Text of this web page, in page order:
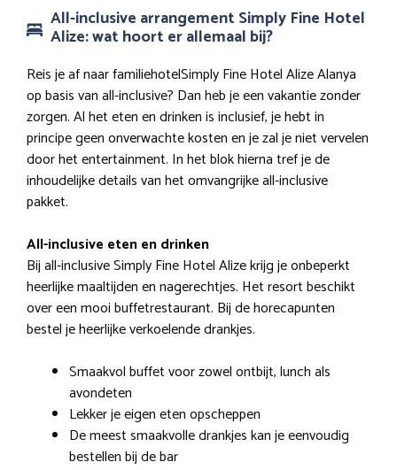
All-inclusive arrangement Simply Fine Hotel
Alize: wat hoort er allemaal bij?
Reis je af naar familiehotelSimply Fine Hotel Alize Alanya
op basis van all-inclusive? Dan heb je een vakantie zonder
zorgen. Al het eten en drinken is inclusief, je hebt in
principe geen onverwachte kosten en je zal je niet vervelen
door het entertainment. In het blok hierna tref je de
inhoudelijke details van het omvangrijke all-inclusive
pakket.
All-inclusive eten en drinken
Bij all-inclusive Simply Fine Hotel Alize krijg je onbeperkt
heerlijke maaltijden en nagerechtjes. Het resort beschikt
over een mooi buffetrestaurant. Bij de horecapunten
bestel je heerlijke verkoelende drankjes.
Smaakvol buffet voor zowel ontbijt, lunch als
avondeten
Lekker je eigen eten opscheppen
De meest smaakvolle drankjes kan je eenvoudig
bestellen bij de bar